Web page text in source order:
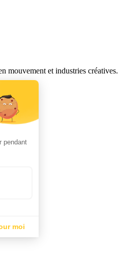
mouvement et industries créatives.